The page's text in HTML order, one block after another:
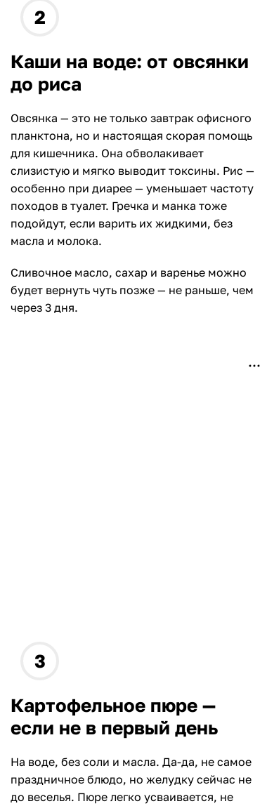
Каши на воде: от овсянки
до риса
Овсянка — это не только завтрак офисного
планктона, но и настоящая скорая помощь
для кишечника. Она обволакивает
слизистую и мягко выводит токсины. Рис —
особенно при диарее — уменьшает частоту
походов в туалет. Гречка и манка тоже
подойдут, если варить их жидкими, без
масла и молока.
Сливочное масло, сахар и варенье можно
будет вернуть чуть позже — не раньше, чем
через 3 дня.
Картофельное пюре —
если не в первый день
На воде, без соли и масла. Да-да, не самое
праздничное блюдо, но желудку сейчас не
до веселья. Пюре легко усваивается, не